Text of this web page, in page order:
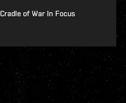
Cradle of War In Focus